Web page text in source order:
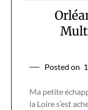
Posted on
Ma petite
la Loire s’est